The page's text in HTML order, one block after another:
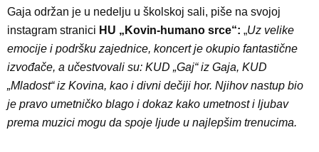
Gaja održan je u nedelju u školskoj sali, piše na svojoj
instagram stranici HU „Kovin-humano srce“: „Uz velike
emocije i podršku zajednice, koncert je okupio fantastične
izvođače, a učestvovali su: KUD „Gaj“ iz Gaja, KUD
„Mladost“ iz Kovina, kao i divni dečiji hor. Njihov nastup bio
je pravo umetničko blago i dokaz kako umetnost i ljubav
prema muzici mogu da spoje ljude u najlepšim trenucima.